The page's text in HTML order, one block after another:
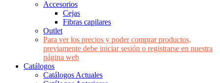
Accesorios
Cejas
Fibras capilares
Outlet
Para ver los precios y poder comprar productos,
previamente debe iniciar sesión o registrarse en nuestra
página web
Catálogos
Catálogos Actuales